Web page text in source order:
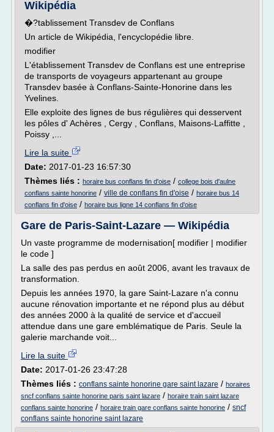
Wikipédia
�?tablissement Transdev de Conflans
Un article de Wikipédia, l'encyclopédie libre.
modifier
L'établissement Transdev de Conflans est une entreprise
de transports de voyageurs appartenant au groupe
Transdev basée à Conflans-Sainte-Honorine dans les
Yvelines.
Elle exploite des lignes de bus régulières qui desservent
les pôles d' Achères , Cergy , Conflans, Maisons-Laffitte ,
Poissy ,...
Lire la suite
Date: 2017-01-23 16:57:30
Thèmes liés : horaire bus conflans fin d'oise / college bois d'aulne
conflans sainte honorine / ville de conflans fin d'oise / horaire bus 14
conflans fin d'oise / horaire bus ligne 14 conflans fin d'oise
Gare de Paris-Saint-Lazare — Wikipédia
Un vaste programme de modernisation[ modifier | modifier
le code ]
La salle des pas perdus en août 2006, avant les travaux de
transformation.
Depuis les années 1970, la gare Saint-Lazare n'a connu
aucune rénovation importante et ne répond plus au début
des années 2000 à la qualité de service et d'accueil
attendue dans une gare emblématique de Paris. Seule la
galerie marchande voit...
Lire la suite
Date: 2017-01-26 23:47:28
Thèmes liés : conflans sainte honorine gare saint lazare / horaires
sncf conflans sainte honorine paris saint lazare / horaire train saint lazare
conflans sainte honorine / horaire train gare conflans sainte honorine / sncf
conflans sainte honorine saint lazare